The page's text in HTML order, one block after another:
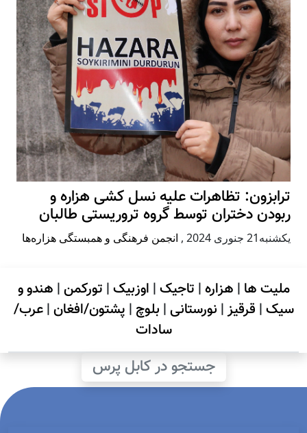
ترابزون: تظاهرات علیه نسل کشی هزاره و
ربودن دختران توسط گروه تروریستی طالبان
يكشنبه21 جنوری 2024 , انجمن فرهنگی و همبستگی هزاره‌ها
ملیت ها | هزاره| تاجیک| اوزبیک| تورکمن| هندو و
سیک| قرقیز| نورستانی| بلوچ | پشتون/افغان|عرب/
سادات
جستجو در کابل پرس